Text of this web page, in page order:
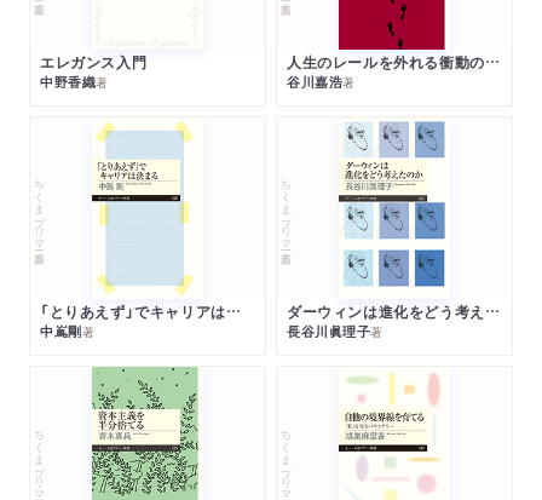
エレガンス入門
中野香織著
人生のレールを外れる衝動のみつけかた
谷川嘉浩著
ちくまプリマー新書
「とりあえず」でキャリアは決まる
中嶌剛著
ちくまプリマー新書
ダーウィンは進化をどう考えたのか
長谷川眞理子著
ちくまプリマー新書 ちくまプリマー新書